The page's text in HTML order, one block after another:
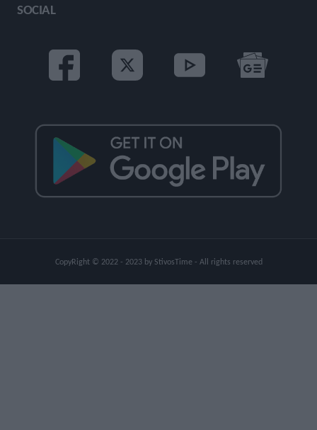
SOCIAL
CopyRight © 2022 - 2023 by StivosTime - All rights reserved